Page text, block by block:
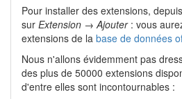
Pour installer des extensions,
sur Extension → Ajouter: vous
extensions de la base de données
Nous n'allons évidemment pas
des plus de 50000 extensions
d'entre elles sont incontournables :